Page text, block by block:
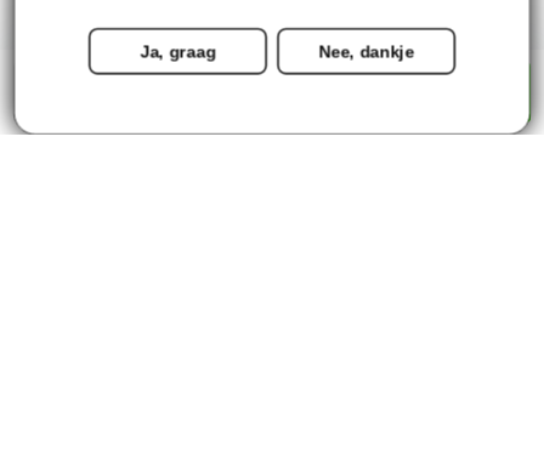
Categorieën
Contact
Ja, graag Nee, dankje